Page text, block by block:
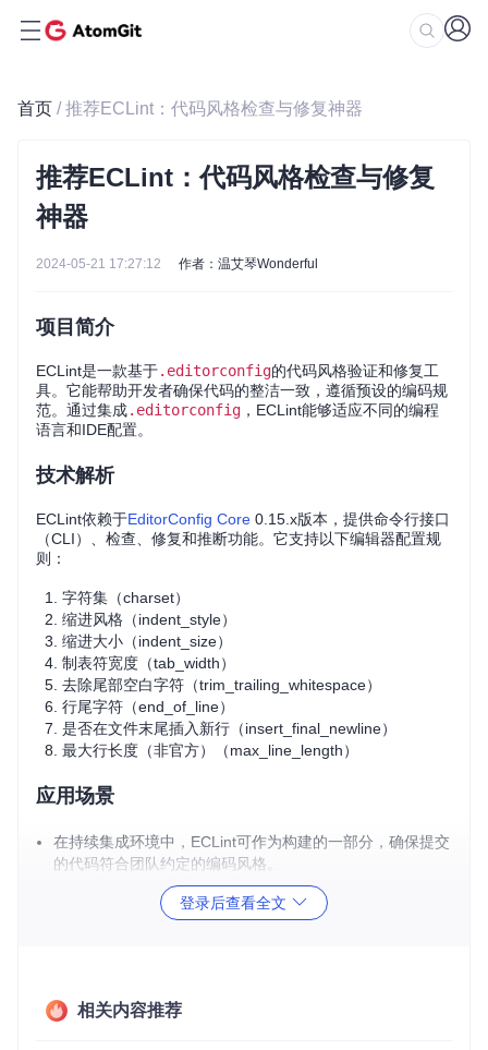
首页 / 推荐ECLint：代码风格检查与修复神器
推荐ECLint：代码风格检查与修复
神器
2024-05-21 17:27:12 作者：温艾琴Wonderful
项目简介
ECLint是一款基于.editorconfig的代码风格验证和修复工
具。它能帮助开发者确保代码的整洁一致，遵循预设的编码规
范。通过集成.editorconfig ，ECLint能够适应不同的编程
语言和IDE配置。
技术解析
ECLint依赖于EditorConfig Core 0.15.x版本，提供命令行接口
（CLI）、检查、修复和推断功能。它支持以下编辑器配置规
则：
字符集（charset）
缩进风格（indent_style）
缩进大小（indent_size）
制表符宽度（tab_width）
去除尾部空白字符（trim_trailing_whitespace）
行尾字符（end_of_line）
是否在文件末尾插入新行（insert_final_newline）
最大行长度（非官方）（max_line_length）
应用场景
在持续集成环境中，ECLint可作为构建的一部分，确保提交
的代码符合团队约定的编码风格。
开发者个人可以集成到自己的开发流程中，实时检查并修正
项目特点
登录后查看全文
相关内容推荐